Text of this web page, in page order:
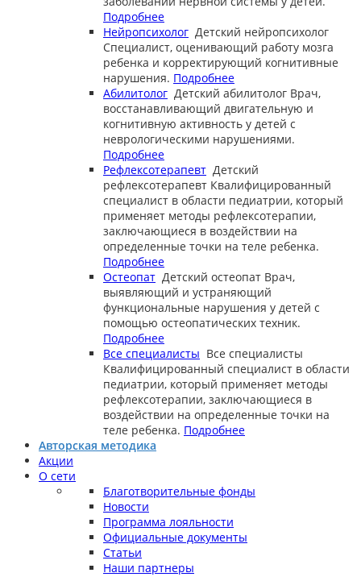
Подробнее
Нейропсихолог Детский нейропсихолог
Специалист, оценивающий работу мозга
ребенка и корректирующий когнитивные
нарушения. Подробнее
Абилитолог Детский абилитолог Врач,
восстанавливающий двигательную и
когнитивную активность у детей с
неврологическими нарушениями.
Подробнее
Рефлексотерапевт Детский
рефлексотерапевт Квалифицированный
специалист в области педиатрии, который
применяет методы рефлексотерапии,
заключающиеся в воздействии на
определенные точки на теле ребенка.
Подробнее
Остеопат Детский остеопат Врач,
выявляющий и устраняющий
функциональные нарушения у детей с
помощью остеопатических техник.
Подробнее
Все специалисты Все специалисты
Квалифицированный специалист в области
педиатрии, который применяет методы
рефлексотерапии, заключающиеся в
воздействии на определенные точки на
теле ребенка. Подробнее
Авторская методика
Акции
О сети
Благотворительные фонды
Новости
Программа лояльности
Официальные документы
Статьи
Наши партнеры